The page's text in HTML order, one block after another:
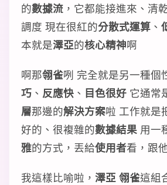
的數據流 ，它都能接進來、清
調度 現在很紅的分散式運算 、
本就是澤亞的核心精神啊
啊那翎雀咧 完全就是另一種個
巧 、 反應快 、 目色很好 它通常
層那邊的解決方案啦 工作就是
好的、很複雜的數據結果 用一
雅的方式，丟給使用者看，跟
我這樣比喻啦， 澤亞 翎雀這組